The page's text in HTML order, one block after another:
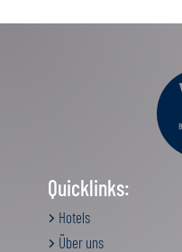
Quicklinks:
Hotels
Über uns